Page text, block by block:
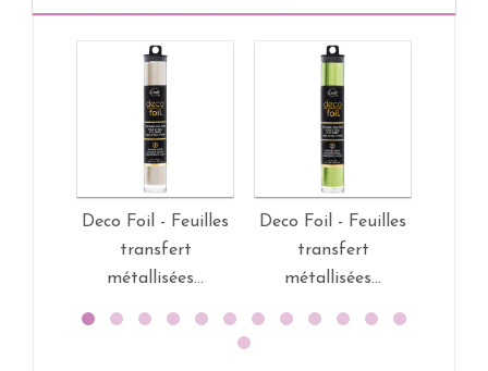
Deco Foil - Feuilles
transfert
métallisées...
Deco Foil - Feuilles
transfert
métallisées...